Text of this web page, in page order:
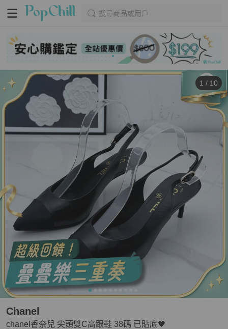
搜尋商品或用戶
1 / 10
chanel香奈兒 尖頭雙C高跟鞋 38碼 已貼底🧡
Chanel